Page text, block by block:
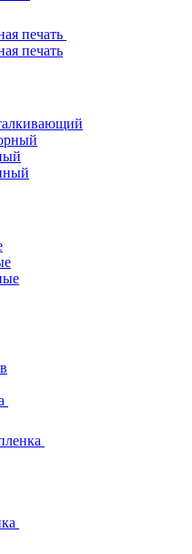
печать
печать